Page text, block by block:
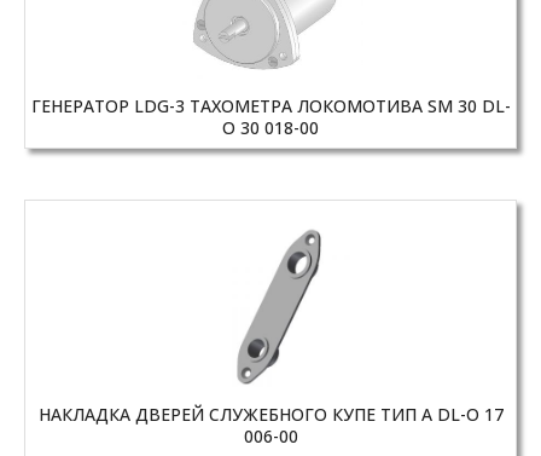
ГЕНЕРАТОР LDG-3 ТАХОМЕТРА ЛОКОМОТИВА SM 30 DL-
O 30 018-00
НАКЛАДКА ДВЕРЕЙ СЛУЖЕБНОГО КУПЕ ТИП A DL-O 17
006-00